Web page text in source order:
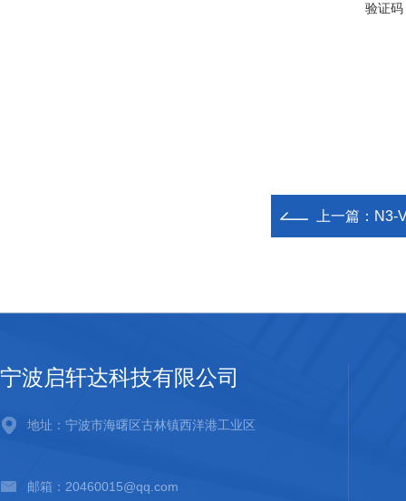
验证码
上一篇： N3-
宁波启轩达科技有限公司
地址：宁波市海曙区古林镇西洋港工业区
邮箱：20460015@qq.com